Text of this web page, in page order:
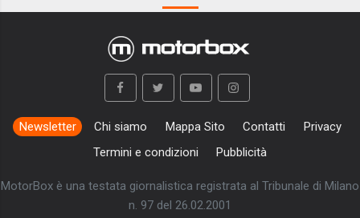
Newsletter Chi siamo Mappa Sito Contatti
Privacy
Termini e condizioni
Pubblicità
MotorBox è una testata giornalistica registrata al Tribunale di Milano
n. 97 del 26.02.2001